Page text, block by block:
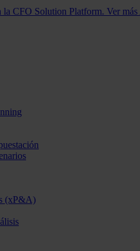
la CFO Solution Platform. Ver más
(xP&A)